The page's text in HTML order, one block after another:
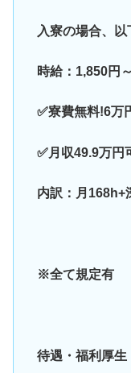
入寮の場合、
時給：1,850円
✅寮費無料!6万
✅月収49.9万円
内訳：月168h+
※全て規定有
待遇・福利厚生